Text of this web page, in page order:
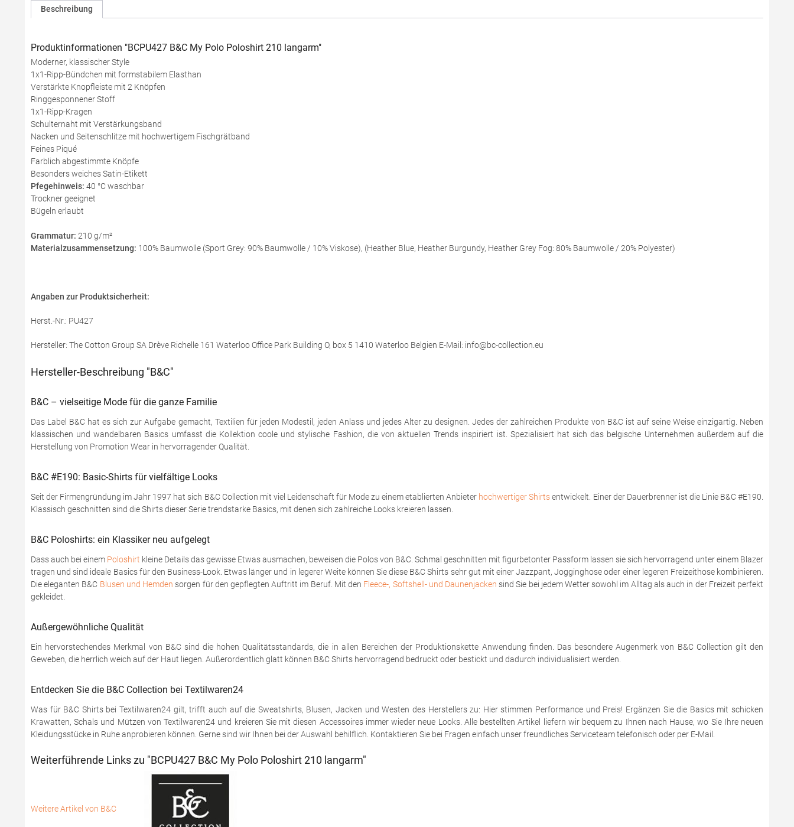
Beschreibung
Produktinformationen "BCPU427 B&C My Polo Poloshirt 210 langarm"
Moderner, klassischer Style
1x1-Ripp-Bündchen mit formstabilem Elasthan
Verstärkte Knopfleiste mit 2 Knöpfen
Ringgesponnener Stoff
1x1-Ripp-Kragen
Schulternaht mit Verstärkungsband
Nacken und Seitenschlitze mit hochwertigem Fischgrätband
Feines Piqué
Farblich abgestimmte Knöpfe
Besonders weiches Satin-Etikett
Pfegehinweis: 40 °C waschbar
Trockner geeignet
Bügeln erlaubt
Grammatur: 210 g/m²
Materialzusammensetzung: 100% Baumwolle (Sport Grey: 90% Baumwolle / 10% Viskose), (Heather Blue, Heather Burgundy, Heather Grey Fog: 80% Baumwolle / 20% Polyester)
Angaben zur Produktsicherheit:
Herst.-Nr.: PU427
Hersteller: The Cotton Group SA Drève Richelle 161 Waterloo Office Park Building O, box 5 1410 Waterloo Belgien E-Mail: info@bc-collection.eu
Hersteller-Beschreibung "B&C"
B&C – vielseitige Mode für die ganze Familie
Das Label B&C hat es sich zur Aufgabe gemacht, Textilien für jeden Modestil, jeden Anlass und jedes Alter zu designen. Jedes der zahlreichen Produkte von B&C ist auf seine Weise einzigartig. Neben
klassischen und wandelbaren Basics umfasst die Kollektion coole und stylische Fashion, die von aktuellen Trends inspiriert ist. Spezialisiert hat sich das belgische Unternehmen außerdem auf die
Herstellung von Promotion Wear in hervorragender Qualität.
B&C #E190: Basic-Shirts für vielfältige Looks
Seit der Firmengründung im Jahr 1997 hat sich B&C Collection mit viel Leidenschaft für Mode zu einem etablierten Anbieter hochwertiger Shirtsentwickelt. Einer der Dauerbrenner ist die Linie B&C #E190.
Klassisch geschnitten sind die Shirts dieser Serie trendstarke Basics, mit denen sich zahlreiche Looks kreieren lassen.
B&C Poloshirts: ein Klassiker neu aufgelegt
Dass auch bei einem Poloshirt kleine Details das gewisse Etwas ausmachen, beweisen die Polos von B&C. Schmal geschnitten mit figurbetonter Passform lassen sie sich hervorragend unter einem Blazer
tragen und sind ideale Basics für den Business-Look. Etwas länger und in legerer Weite können Sie diese B&C Shirts sehr gut mit einer Jazzpant, Jogginghose oder einer legeren Freizeithose kombinieren.
Die eleganten B&C Blusen und Hemden sorgen für den gepflegten Auftritt im Beruf. Mit den Fleece-, Softshell- und Daunenjacken sind Sie bei jedem Wetter sowohl im Alltag als auch in der Freizeit perfekt
gekleidet.
Außergewöhnliche Qualität
Ein hervorstechendes Merkmal von B&C sind die hohen Qualitätsstandards, die in allen Bereichen der Produktionskette Anwendung finden. Das besondere Augenmerk von B&C Collection gilt den
Geweben, die herrlich weich auf der Haut liegen. Außerordentlich glatt können B&C Shirts hervorragend bedruckt oder bestickt und dadurch individualisiert werden.
Entdecken Sie die B&C Collection bei Textilwaren24
Was für B&C Shirts bei Textilwaren24 gilt, trifft auch auf die Sweatshirts, Blusen, Jacken und Westen des Herstellers zu: Hier stimmen Performance und Preis! Ergänzen Sie die Basics mit schicken
Krawatten, Schals und Mützen von Textilwaren24 und kreieren Sie mit diesen Accessoires immer wieder neue Looks. Alle bestellten Artikel liefern wir bequem zu Ihnen nach Hause, wo Sie Ihre neuen
Kleidungsstücke in Ruhe anprobieren können. Gerne sind wir Ihnen bei der Auswahl behilflich. Kontaktieren Sie bei Fragen einfach unser freundliches Serviceteam telefonisch oder per E-Mail.
Weiterführende Links zu "BCPU427 B&C My Polo Poloshirt 210 langarm"
Weitere Artikel von B&C